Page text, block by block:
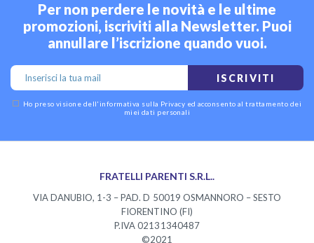
Per non perdere le novità e le ultime
promozioni, iscriviti alla Newsletter. Puoi
annullare l’iscrizione quando vuoi.
ISCRIVITI
Ho preso visione dell'informativa sulla Privacy ed acconsento al trattamento dei
miei dati personali
FRATELLI PARENTI S.R.L..
VIA DANUBIO, 1-3 – PAD. D 50019 OSMANNORO – SESTO
FIORENTINO (FI)
P.IVA 02131340487
©2021